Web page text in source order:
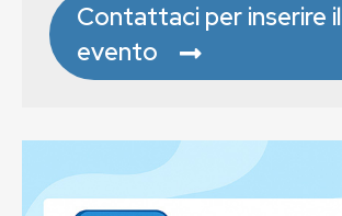
Contattaci per inserire
evento